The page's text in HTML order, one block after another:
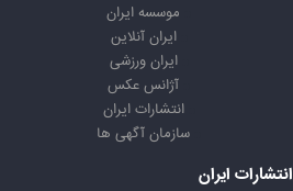
موسسه ایران
ایران آنلاین
ایران ورزشی
آژانس عکس
انتشارات ایران
سازمان آگهی ها
انتشارات ایران